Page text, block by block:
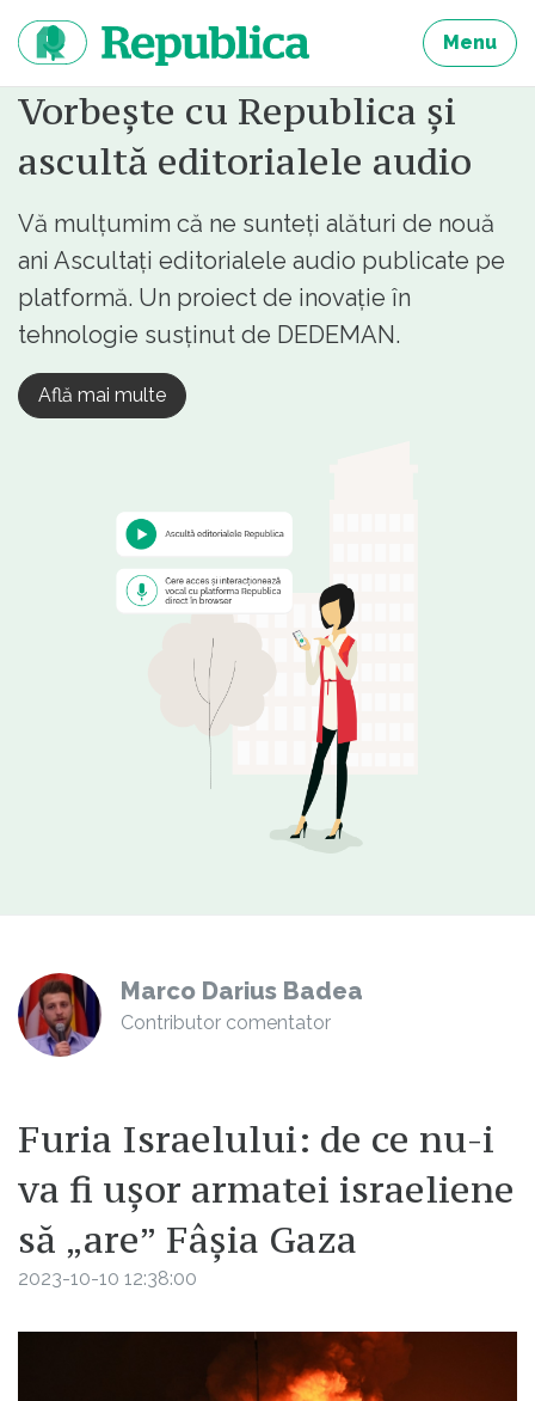
continut
Menu
Vorbește cu Republica și
ascultă editorialele audio
Vă mulțumim că ne sunteți alături de nouă
ani Ascultați editorialele audio publicate pe
platformă. Un proiect de inovație în
tehnologie susținut de DEDEMAN.
Află mai multe
Marco Darius Badea
Contributor comentator
Furia Israelului: de ce nu-i
va fi ușor armatei israeliene
să „are” Fâșia Gaza
2023-10-10 12:38:00